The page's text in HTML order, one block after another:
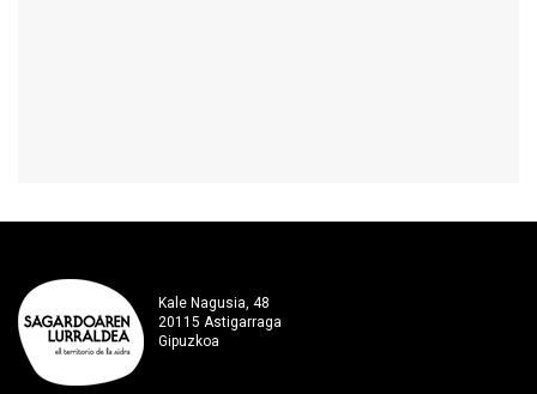
Kale Nagusia, 48
20115 Astigarraga
Gipuzkoa